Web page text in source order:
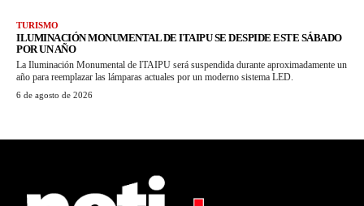
TURISMO
ILUMINACIÓN MONUMENTAL DE ITAIPU SE DESPIDE ESTE SÁBADO
POR UN AÑO
La Iluminación Monumental de ITAIPU será suspendida durante aproximadamente un
año para reemplazar las lámparas actuales por un moderno sistema LED.
6 de agosto de 2026